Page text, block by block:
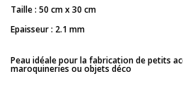
Taille : 50 cm x 30 cm
Epaisseur : 2.1 mm
Peau idéale pour la fabrication de petits
maroquineries ou objets déco